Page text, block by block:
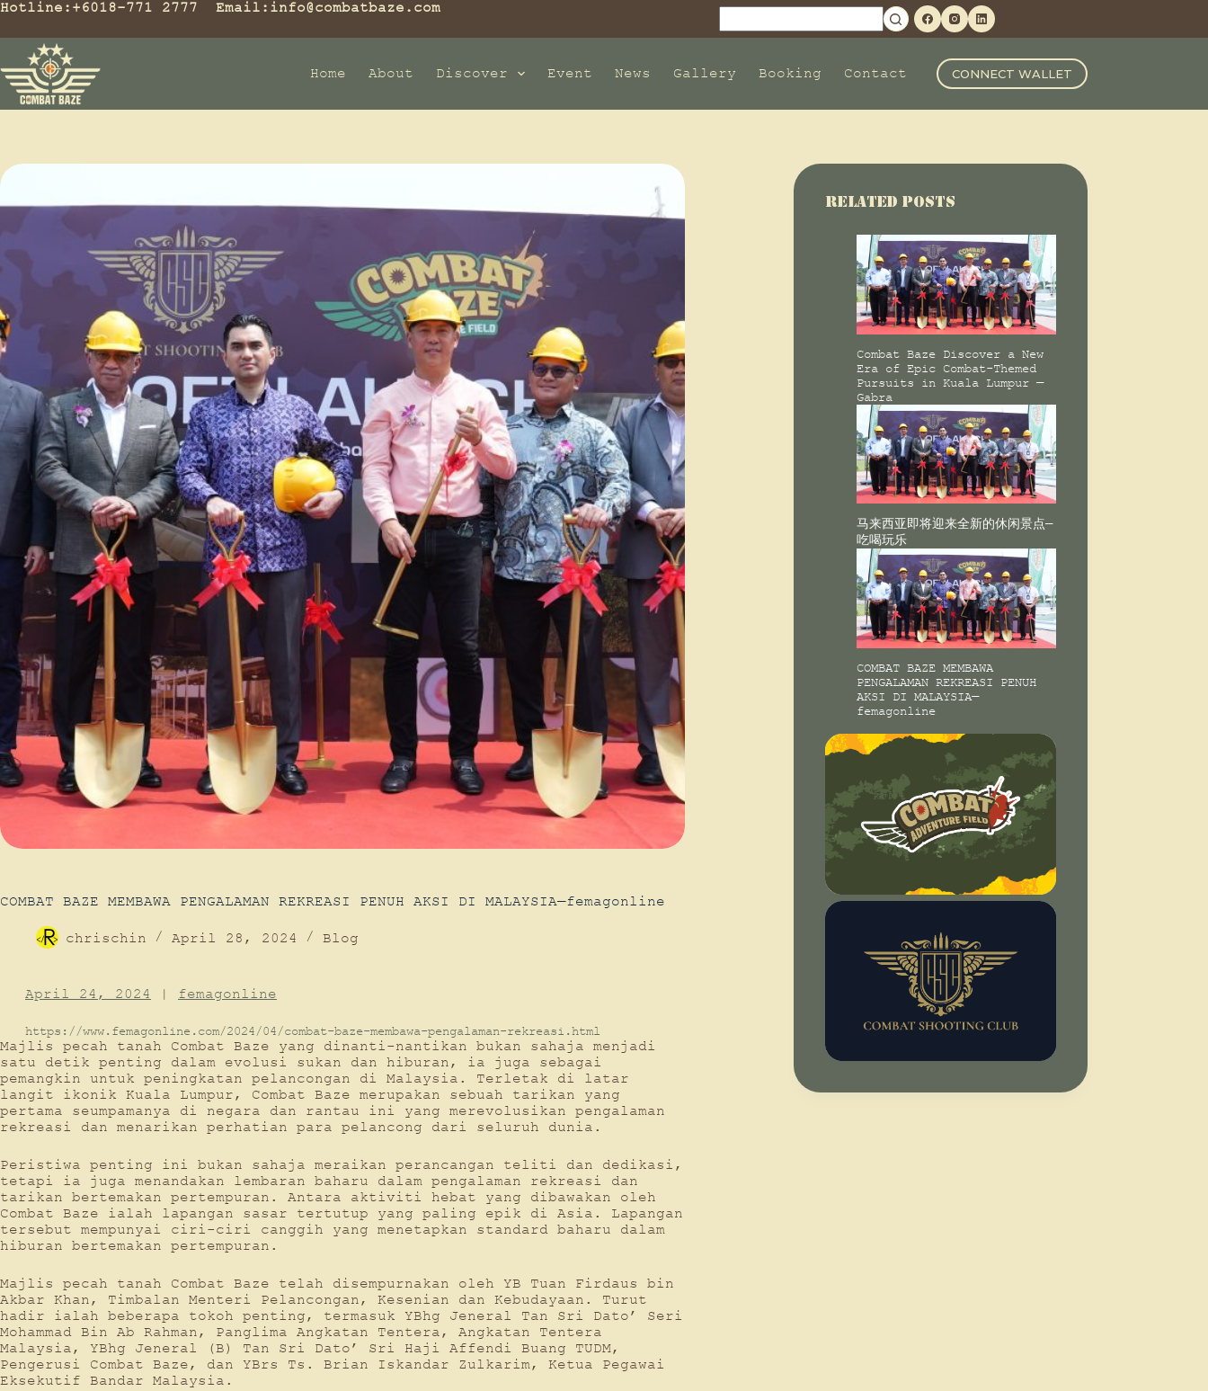
Hotline: +6018-771 2777 Email: info@combatbaze.com
Home About Discover Event News Gallery Booking Contact CONNECT WALLET
COMBAT BAZE MEMBAWA PENGALAMAN REKREASI PENUH AKSI DI MALAYSIA—femagonline
chrischin April 28, 2024 Blog
April 24, 2024 | femagonline
https://www.femagonline.com/2024/04/combat-baze-membawa-pengalaman-rekreasi.html
Majlis pecah tanah Combat Baze yang dinanti-nantikan bukan sahaja menjadi
satu detik penting dalam evolusi sukan dan hiburan, ia juga sebagai
pemangkin untuk peningkatan pelancongan di Malaysia. Terletak di latar
langit ikonik Kuala Lumpur, Combat Baze merupakan sebuah tarikan yang
pertama seumpamanya di negara dan rantau ini yang merevolusikan pengalaman
rekreasi dan menarikan perhatian para pelancong dari seluruh dunia.
Peristiwa penting ini bukan sahaja meraikan perancangan teliti dan dedikasi,
tetapi ia juga menandakan lembaran baharu dalam pengalaman rekreasi dan
tarikan bertemakan pertempuran. Antara aktiviti hebat yang dibawakan oleh
Combat Baze ialah lapangan sasar tertutup yang paling epik di Asia. Lapangan
tersebut mempunyai ciri-ciri canggih yang menetapkan standard baharu dalam
hiburan bertemakan pertempuran.
Majlis pecah tanah Combat Baze telah disempurnakan oleh YB Tuan Firdaus bin
Akbar Khan, Timbalan Menteri Pelancongan, Kesenian dan Kebudayaan. Turut
hadir ialah beberapa tokoh penting, termasuk YBhg Jeneral Tan Sri Dato’ Seri
Mohammad Bin Ab Rahman, Panglima Angkatan Tentera, Angkatan Tentera
Malaysia, YBhg Jeneral (B) Tan Sri Dato’ Sri Haji Affendi Buang TUDM,
Pengerusi Combat Baze, dan YBrs Ts. Brian Iskandar Zulkarim, Ketua Pegawai
Eksekutif Bandar Malaysia.
Related Posts
Combat Baze Discover a New
Era of Epic Combat-Themed
Pursuits in Kuala Lumpur —
Gabra
马来西亚即将迎来全新的休闲景点—
吃喝玩乐
COMBAT BAZE MEMBAWA
PENGALAMAN REKREASI PENUH
AKSI DI MALAYSIA—
femagonline